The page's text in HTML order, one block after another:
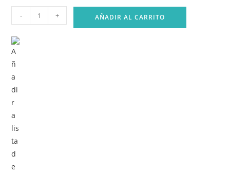
Chaqueta
Hombre
Impermeable
cantidad
- + AÑADIR AL CARRITO